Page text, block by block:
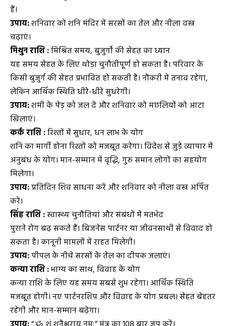
हैं।
उपाय:शनिवार को शनि मंदिर में सरसों का तेल और नीला वस्त्र
चढ़ाएं।
मिथुन राशि :मिश्रित समय, बुजुर्गों की सेहत का ध्यान
यह समय सेहत के लिए थोड़ा चुनौतीपूर्ण हो सकता है। परिवार के
किसी बुजुर्ग की सेहत प्रभावित हो सकती है। नौकरी में तनाव रहेगा,
लेकिन आर्थिक स्थिति धीरे-धीरे सुधरेगी।
उपाय:शमी के पेड़ को जल दें और शनिवार को मछलियों को आटा
खिलाएं।
कर्क राशि :रिश्तों में सुधार, धन लाभ के योग
शनि का मार्गी होना रिश्तों को मजबूत करेगा। विदेश से जुड़े व्यापार में
अनुबंध के योग। मान-सम्मान में वृद्धि, गुरु समान लोगों का सहयोग
मिलेगा।
उपाय:प्रतिदिन शिव साधना करें और शनिवार को नीला वस्त्र अर्पित
करें।
सिंह राशि :स्वास्थ्य चुनौतियां और संबंधों में मतभेद
पुराने रोग बढ़ सकते हैं। बिजनेस पार्टनर या जीवनसाथी से विवाद हो
सकता है। कानूनी मामलों में राहत मिलेगी।
उपाय:पीपल के नीचे सरसों के तेल का दीपक जलाएं।
कन्या राशि :भाग्य का साथ, विवाह के योग
कन्या राशि के लिए यह समय सबसे शुभ रहेगा। आर्थिक स्थिति
मजबूत होगी। नए पार्टनरशिप और विवाह के योग प्रबल। सेहत बेहतर
रहेगी और मान-सम्मान बढ़ेगा।